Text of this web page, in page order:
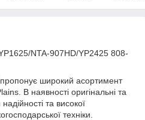
NTA-907HD/YP2425 808-
широкий асортимент
В наявності оригінальні та
та високої
техніки.